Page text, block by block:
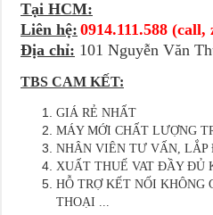
Tại HCM:
Liên hệ: 0914.111.588
Địa chỉ: 101 Nguyễn Văn
TBS CAM KẾT:
GIÁ RẺ NHẤT
MÁY MỚI CHẤT LƯỢNG
NHÂN VIÊN TƯ VẤN,
XUẤT THUẾ VAT ĐẦY ĐỦ
HỖ TRỢ KẾT NỐI KHÔNG
THOẠI ...